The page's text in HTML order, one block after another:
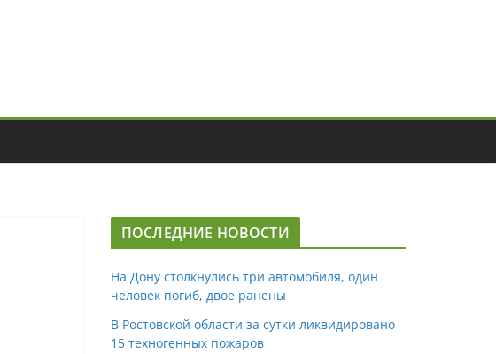
ПОСЛЕДНИЕ НОВОСТИ
На Дону столкнулись три автомобиля, один
человек погиб, двое ранены
В Ростовской области за сутки ликвидировано
15 техногенных пожаров